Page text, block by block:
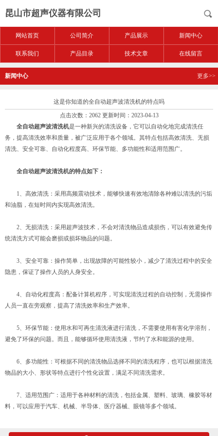
昆山市超声仪器有限公司
网站首页 公司简介 产品展示 新闻中心
联系我们 产品目录 技术文章 在线留言
新闻中心 更多>>
这是你知道的全自动超声波清洗机的特点吗
点击次数：2062 更新时间：2023-04-13
全自动超声波清洗机是一种新兴的清洗设备，它可以自动化地完成清洗任
务，提高清洗效率和质量，被广泛应用于各个领域。其特点包括高效清洗、无损
清洗、安全可靠、自动化程度高、环保节能、多功能性和适用范围广。
全自动超声波清洗机的特点如下：
1、高效清洗：采用高频震动技术，能够快速有效地清除各种难以清洗的污垢
和油脂，在短时间内实现高效清洗。
2、无损清洗：采用超声波技术，不会对清洗物品造成损伤，可以有效避免传
统清洗方式可能会磨损或损坏物品的问题。
3、安全可靠：操作简单，出现故障的可能性较小，减少了清洗过程中的安全
隐患，保证了操作人员的人身安全。
4、自动化程度高：配备计算机程序，可实现清洗过程的自动控制，无需操作
人员一直在旁观察，提高了清洗效率和生产效率。
5、环保节能：使用水和可再生清洗液进行清洗，不需要使用有害化学溶剂，
避免了环保的问题。而且，能够循环使用清洗液，节约了水和能源的使用。
6、多功能性：可根据不同的清洗物品选择不同的清洗程序，也可以根据清洗
物品的大小、形状等特点进行个性化设置，满足不同清洗需求。
7、适用范围广：适用于各种材料的清洗，包括金属、塑料、玻璃、橡胶等材
料，可以应用于汽车、机械、半导体、医疗器械、眼镜等多个领域。